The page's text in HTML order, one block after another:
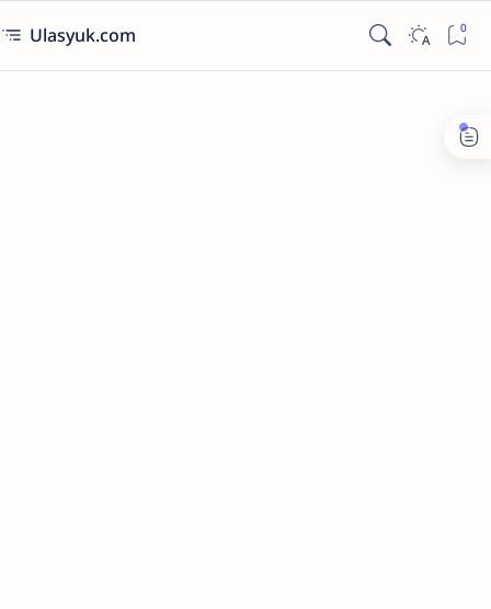
Ulasyuk.com